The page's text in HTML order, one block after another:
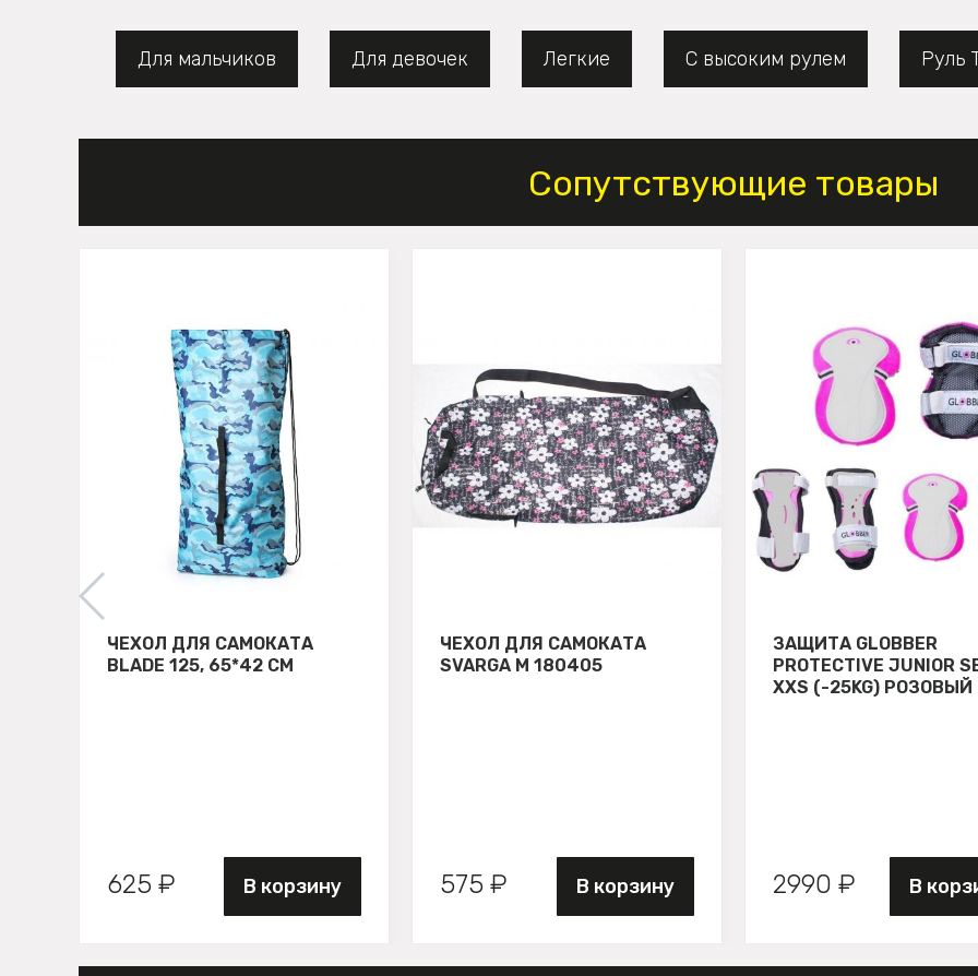
Для мальчиков Для девочек Легкие С высоким рулем Руль
Сопутствующие товары
ЧЕХОЛ ДЛЯ САМОКАТА
BLADE 125, 65*42 СМ
625 ₽ В корзину
ЧЕХОЛ ДЛЯ САМОКАТА
SVARGA М 180405
575 ₽ В корзину
ЗАЩИТА GLOBBER
PROTECTIVE JUNIOR
XXS (-25KG) РОЗОВЫЙ
2990 ₽ В